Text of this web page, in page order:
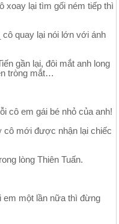
xoay lại tìm gối ném tiếp thì
quay lại nói lớn với ánh
gần lại, đôi mắt anh long
tròng mắt…
cô em gái bé nhỏ của anh!
mới được nhận lại chiếc
lòng Thiên Tuấn.
một lần nữa thì đừng